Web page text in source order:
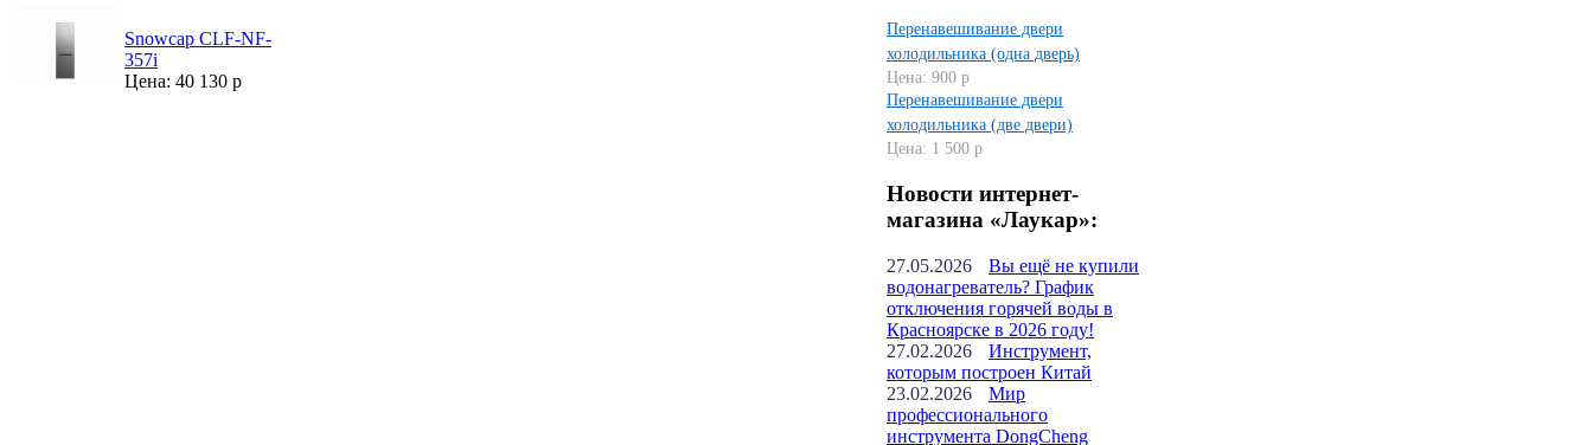
Snowcap CLF-NF-
357i
Цена: 40 130 р
Перенавешивание двери
холодильника (одна дверь)
Цена: 900 р
Перенавешивание двери
холодильника (две двери)
Цена: 1 500 р
Новости интернет-
магазина «Лаукар»:
27.05.2026
Вы ещё не купили
водонагреватель? График
отключения горячей воды в
Красноярске в 2026 году!
27.02.2026
Инструмент,
которым построен Китай
23.02.2026
Мир
профессионального
инструмента DongCheng